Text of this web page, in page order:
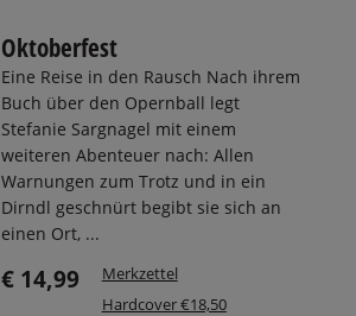
Oktoberfest
Eine Reise in den Rausch Nach ihrem
Buch über den Opernball legt
Stefanie Sargnagel mit einem
weiteren Abenteuer nach: Allen
Warnungen zum Trotz und in ein
Dirndl geschnürt begibt sie sich an
einen Ort, ...
€ 14,99
Merkzettel
Hardcover €18,50